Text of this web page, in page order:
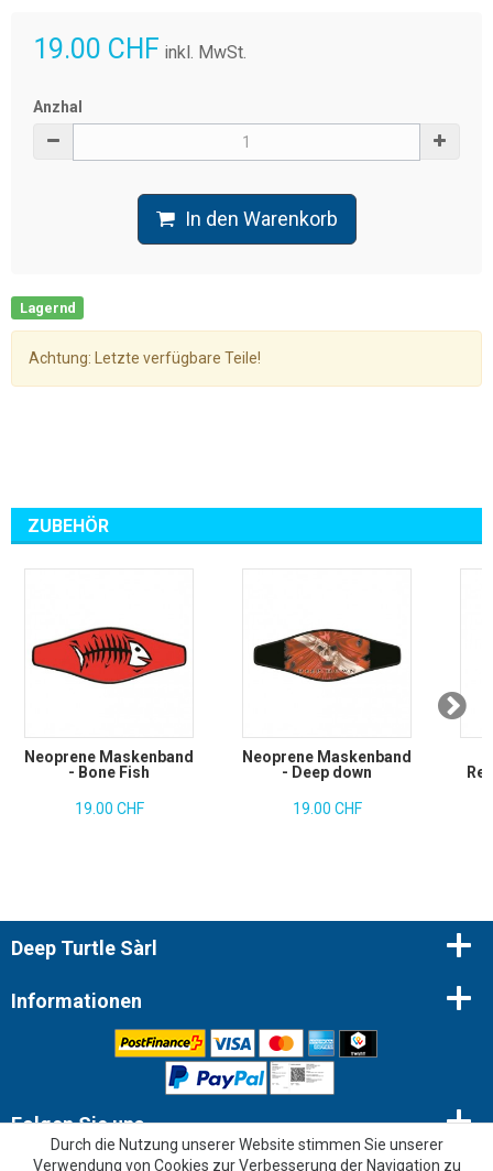
19.00 CHF inkl. MwSt.
Anzhal
In den Warenkorb
Lagernd
Achtung: Letzte verfügbare Teile!
ZUBEHÖR
Neoprene Maskenband
- Bone Fish
19.00 CHF
Neoprene Maskenband
- Deep down
19.00 CHF
Deep Turtle Sàrl
Informationen
Folgen Sie uns
Durch die Nutzung unserer Website stimmen Sie unserer
Verwendung von Cookies zur Verbesserung der Navigation zu